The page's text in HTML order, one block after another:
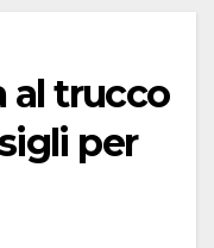
al trucco
per